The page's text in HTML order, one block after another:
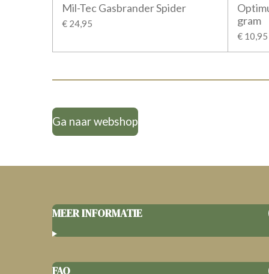
Mil-Tec Gasbrander Spider
€ 24,95
gram
€ 10,95
Ga naar webshop
MEER INFORMATIE
FAQ